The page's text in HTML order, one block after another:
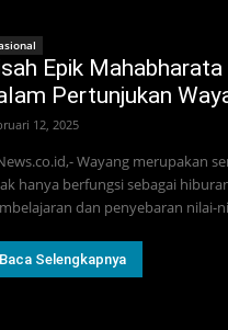
Epik
Pertunjukan
12, 2025
Wayang merupakan
hanya berfungsi sebagai
dan penyebaran nilai-
Baca Selengkapnya